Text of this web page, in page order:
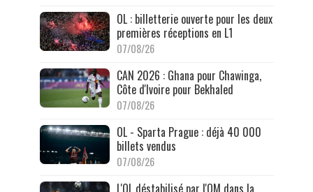
OL : billetterie ouverte pour les deux
premières réceptions en L1
07/08/26
CAN 2026 : Ghana pour Chawinga,
Côte d'Ivoire pour Bekhaled
07/08/26
OL - Sparta Prague : déjà 40 000
billets vendus
07/08/26
L'OL déstabilisé par l'OM dans la